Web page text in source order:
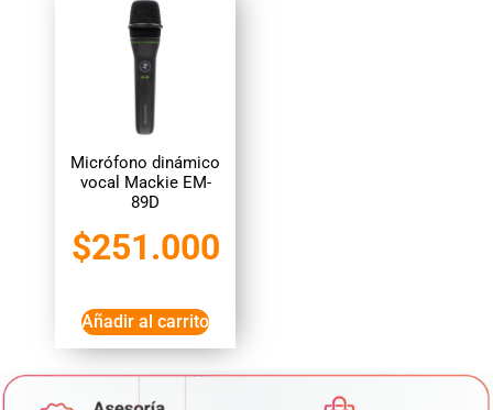
Micrófono dinámico
vocal Mackie EM-
89D
$251.000
Añadir al carrito